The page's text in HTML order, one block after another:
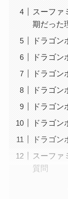
スーファ
期だった
ドラゴ
ドラゴ
ドラゴ
ドラゴ
ドラゴ
ドラゴ
ドラゴン
スーファ
質問